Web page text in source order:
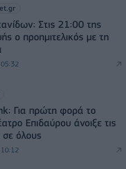
Στις 21:00 της
ο προημιτελικός με τη
Για πρώτη φορά το
Επιδαύρου άνοιξε τις
σε όλους